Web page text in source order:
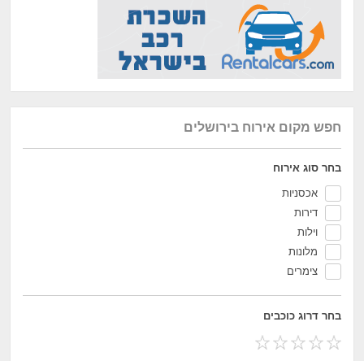
חפש מקום אירוח בירושלים
בחר סוג אירוח
אכסניות
דירות
וילות
מלונות
צימרים
בחר דרוג כוכבים